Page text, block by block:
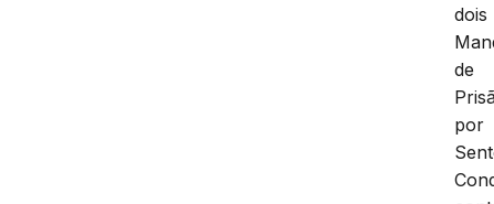
dois
de
por